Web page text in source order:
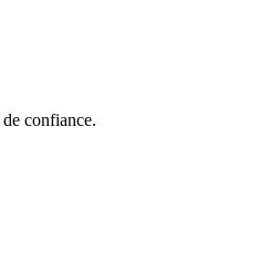
confiance.